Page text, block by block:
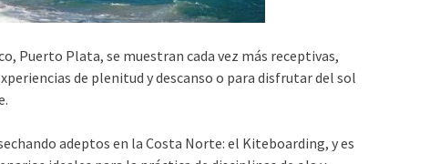
Puerto Plata, se muestran cada vez más receptivas,
de plenitud y descanso o para disfrutar del sol
adeptos en la Costa Norte: el Kiteboarding, y es